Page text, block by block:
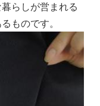
らしが営まれる
ものです。